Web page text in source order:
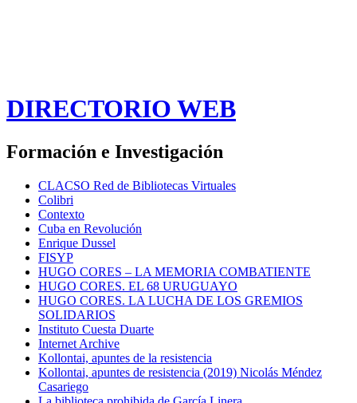
DIRECTORIO WEB
Formación e Investigación
CLACSO Red de Bibliotecas Virtuales
Colibri
Contexto
Cuba en Revolución
Enrique Dussel
FISYP
HUGO CORES – LA MEMORIA COMBATIENTE
HUGO CORES. EL 68 URUGUAYO
HUGO CORES. LA LUCHA DE LOS GREMIOS
SOLIDARIOS
Instituto Cuesta Duarte
Internet Archive
Kollontai, apuntes de la resistencia
Kollontai, apuntes de resistencia (2019) Nicolás Méndez
Casariego